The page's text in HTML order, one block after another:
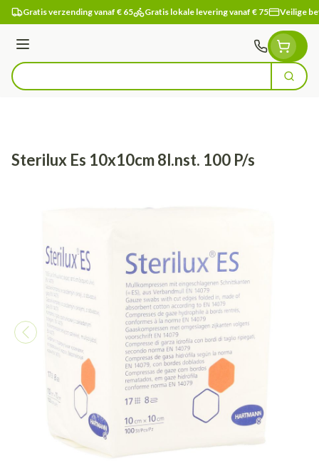
Ga naar de inhoud
Gratis verzending vanaf € 65 Gratis lokale levering vanaf € 75 Veilige
Menu
Product, merk, categorie... Zoek
Sterilux Es 10x10cm 8l.nst. 100 P/s